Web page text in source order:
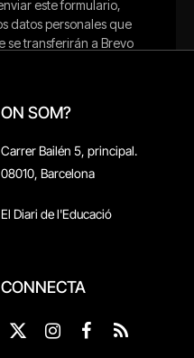
ON SOM?
Carrer Bailén 5, principal.
08010, Barcelona
El Diari de l'Educació
CONNECTA
X
Instagram
Facebook
RSS